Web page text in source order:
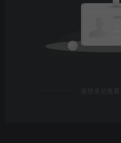
请登录后查看